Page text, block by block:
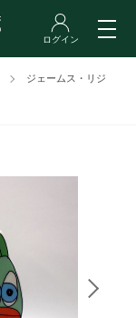
ジェームス・リジ